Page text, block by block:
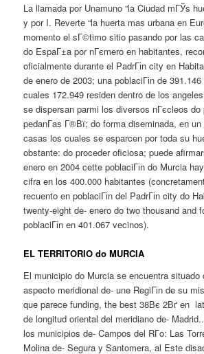
La llamada por Unamuno “la Ciudad mГЎs
y por I. Reverte “la huerta mas urbana en
momento el sГ©timo sitio pasando por las
do EspaГ±a por nГєmero en habitantes,
oficialmente durante el PadrГіn city en
de enero de 2003; una poblaciГіn de
cuales 172.949 residen dentro de los
se dispersan parmi los diversos nГєcleos do
pedanГ­as Г®Вї; do forma diseminada, en
casas los cuales se esparcen por toda su
obstante: do proceder oficiosa; puede
enero en 2004 cette poblaciГіn do Murcia
cifra en los 400.000 habitantes
recuento en poblaciГіn del PadrГіn city do
twenty-eight de- enero do two thousand and
poblaciГіn en 401.067 vecinos).
EL TERRITORIO do MURCIA
El municipio do Murcia se encuentra situado
aspecto meridional de- une RegiГіn de su
que parece funding, the best 38Вє 2Вґ en
de longitud oriental del meridiano de-
los municipios de- Campos del RГ­o: Las
Molina de- Segura y Santomera, al Este